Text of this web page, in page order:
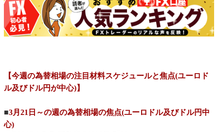
【今週の為替相場の注目材料スケジュールと焦点(ユーロド
ル及びドル円が中心)】
■3月21日～の週の為替相場の焦点(ユーロドル及びドル円中
心)